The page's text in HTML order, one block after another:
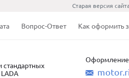
Старая версия
Вопрос-Ответ Как оформить
стандартных
Оформление